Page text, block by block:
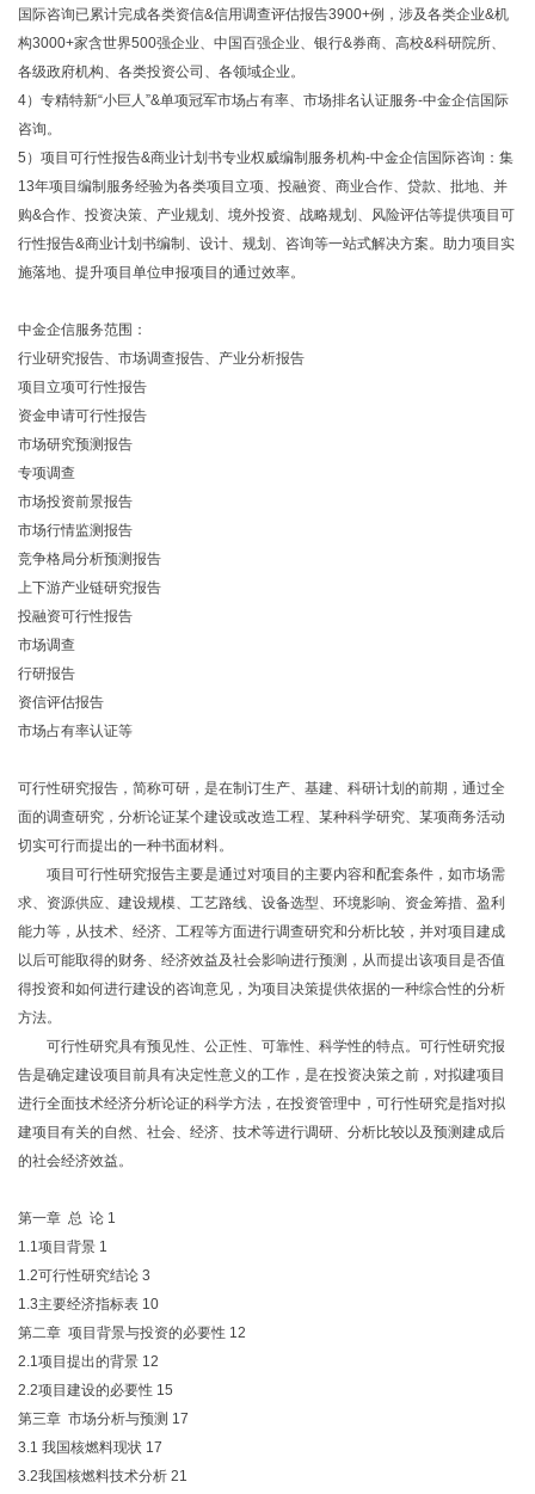
国际咨询已累计完成各类资信&信用调查评估报告3900+例，涉及各类企业&机
构3000+家含世界500强企业、中国百强企业、银行&券商、高校&科研院所、
各级政府机构、各类投资公司、各领域企业。
4）专精特新“小巨人”&单项冠军市场占有率、市场排名认证服务-中金企信国际
咨询。
5）项目可行性报告&商业计划书专业权威编制服务机构-中金企信国际咨询：集
13年项目编制服务经验为各类项目立项、投融资、商业合作、贷款、批地、并
购&合作、投资决策、产业规划、境外投资、战略规划、风险评估等提供项目可
行性报告&商业计划书编制、设计、规划、咨询等一站式解决方案。助力项目实
施落地、提升项目单位申报项目的通过效率。
中金企信服务范围：
行业研究报告、市场调查报告、产业分析报告
项目立项可行性报告
资金申请可行性报告
市场研究预测报告
专项调查
市场投资前景报告
市场行情监测报告
竞争格局分析预测报告
上下游产业链研究报告
投融资可行性报告
市场调查
行研报告
资信评估报告
市场占有率认证等
可行性研究报告，简称可研，是在制订生产、基建、科研计划的前期，通过全
面的调查研究，分析论证某个建设或改造工程、某种科学研究、某项商务活动
切实可行而提出的一种书面材料。
项目可行性研究报告主要是通过对项目的主要内容和配套条件，如市场需
求、资源供应、建设规模、工艺路线、设备选型、环境影响、资金筹措、盈利
能力等，从技术、经济、工程等方面进行调查研究和分析比较，并对项目建成
以后可能取得的财务、经济效益及社会影响进行预测，从而提出该项目是否值
得投资和如何进行建设的咨询意见，为项目决策提供依据的一种综合性的分析
方法。
可行性研究具有预见性、公正性、可靠性、科学性的特点。可行性研究报
告是确定建设项目前具有决定性意义的工作，是在投资决策之前，对拟建项目
进行全面技术经济分析论证的科学方法，在投资管理中，可行性研究是指对拟
建项目有关的自然、社会、经济、技术等进行调研、分析比较以及预测建成后
的社会经济效益。
第一章 总 论 1
1.1项目背景 1
1.2可行性研究结论 3
1.3主要经济指标表 10
第二章 项目背景与投资的必要性 12
2.1项目提出的背景 12
2.2项目建设的必要性 15
第三章 市场分析与预测 17
3.1 我国核燃料现状 17
3.2我国核燃料技术分析 21